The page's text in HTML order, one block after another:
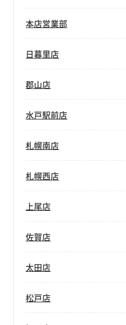
本店営業部
日暮里店
郡山店
水戸駅前店
札幌南店
札幌西店
上尾店
佐賀店
太田店
松戸店